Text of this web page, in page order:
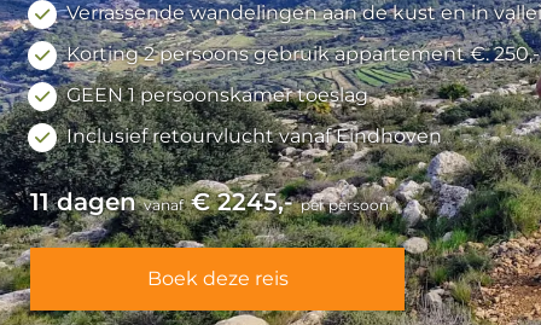
Verrassende wandelingen aan de kust en in
Korting 2 persoons gebruik appartement €. 250,-
GEEN 1 persoonskamer toeslag
Inclusief retourvlucht vanaf Eindhoven
11 dagenvanaf€ 2245,-per persoon
Boek deze reis